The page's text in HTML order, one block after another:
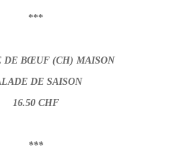
***
DE BŒUF (CH) MAISON
DE SAISON
16.50 CHF
***